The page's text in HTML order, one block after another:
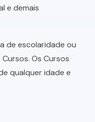
e demais
de escolaridade ou
Os Cursos
qualquer idade e